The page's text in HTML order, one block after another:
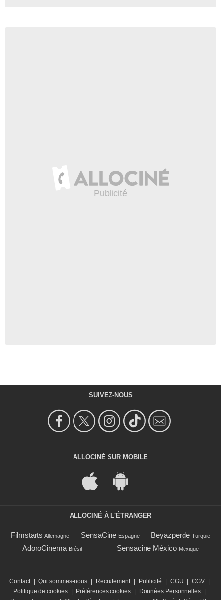
SUIVEZ-NOUS
ALLOCINÉ SUR MOBILE
ALLOCINÉ À L'ÉTRANGER
Filmstarts Allemagne SensaCine Espagne Beyazperde Turquie
AdoroCinema Brésil Sensacine México Mexique
Contact Qui sommes-nous Recrutement Publicité CGU CGV
Politique de cookies
Préférences cookies Données Personnelles